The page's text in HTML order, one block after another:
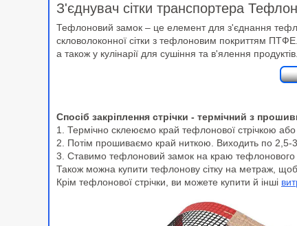
З'єднувач сітки транспортера
Тефлоновий замок – це елемент для з'єднання
скловолоконної сітки з тефлоновим покриттям
а також у кулінарії для сушіння та в'ялення продуктів.
Спосіб закріплення стрічки - термічний з
1. Термічно склеюємо край тефлонової стрічкою
2. Потім прошиваємо край ниткою. Виходить по
3. Ставимо тефлоновий замок на краю тефлонового
Також можна купити тефлонову сітку на метраж, щоб
Крім тефлонової стрічки, ви можете купити й інші